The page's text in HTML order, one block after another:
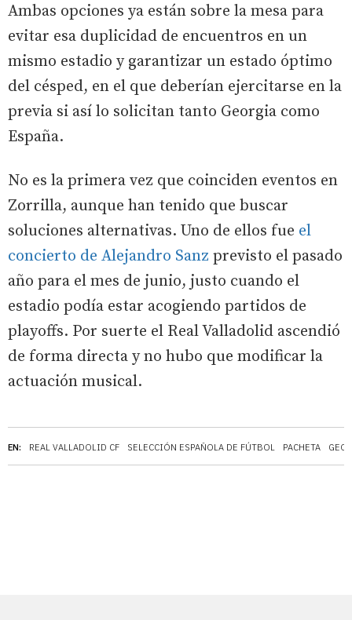
EN: REAL VALLADOLID CF SELECCIÓN ESPAÑOLA DE FÚTBOL PACHETA
Ambas opciones ya están sobre la mesa para
evitar esa duplicidad de encuentros en un
mismo estadio y garantizar un estado óptimo
del césped, en el que deberían ejercitarse en la
previa si así lo solicitan tanto Georgia como
España.
No es la primera vez que coinciden eventos en
Zorrilla, aunque han tenido que buscar
soluciones alternativas. Uno de ellos fue el
concierto de Alejandro Sanz previsto el pasado
año para el mes de junio, justo cuando el
estadio podía estar acogiendo partidos de
playoffs. Por suerte el Real Valladolid ascendió
de forma directa y no hubo que modificar la
actuación musical.